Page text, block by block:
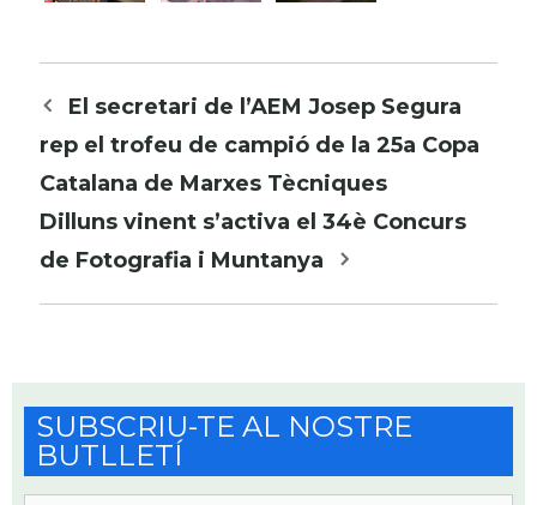
Navegació
per
entrades
El secretari de l’AEM Josep Segura
rep el trofeu de campió de la 25a Copa
Catalana de Marxes Tècniques
Dilluns vinent s’activa el 34è Concurs
de Fotografia i Muntanya
SUBSCRIU-TE AL NOSTRE
BUTLLETÍ